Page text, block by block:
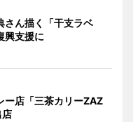
さん描く「干支ラベ
支援に
ー店「三茶カリーZAZ